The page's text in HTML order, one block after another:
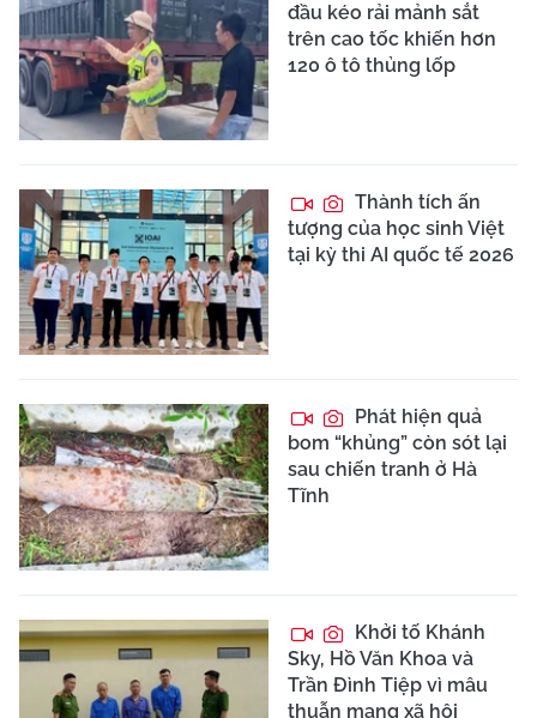
đầu kéo rải mảnh sắt
trên cao tốc khiến hơn
120 ô tô thủng lốp
Thành tích ấn
tượng của học sinh Việt
tại kỳ thi AI quốc tế 2026
Phát hiện quả
bom “khủng” còn sót lại
sau chiến tranh ở Hà
Tĩnh
Khởi tố Khánh
Sky, Hồ Văn Khoa và
Trần Đình Tiệp vì mâu
thuẫn mạng xã hội